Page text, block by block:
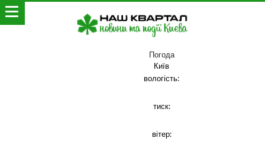
Погода
Київ
вологість:
тиск:
вітер: